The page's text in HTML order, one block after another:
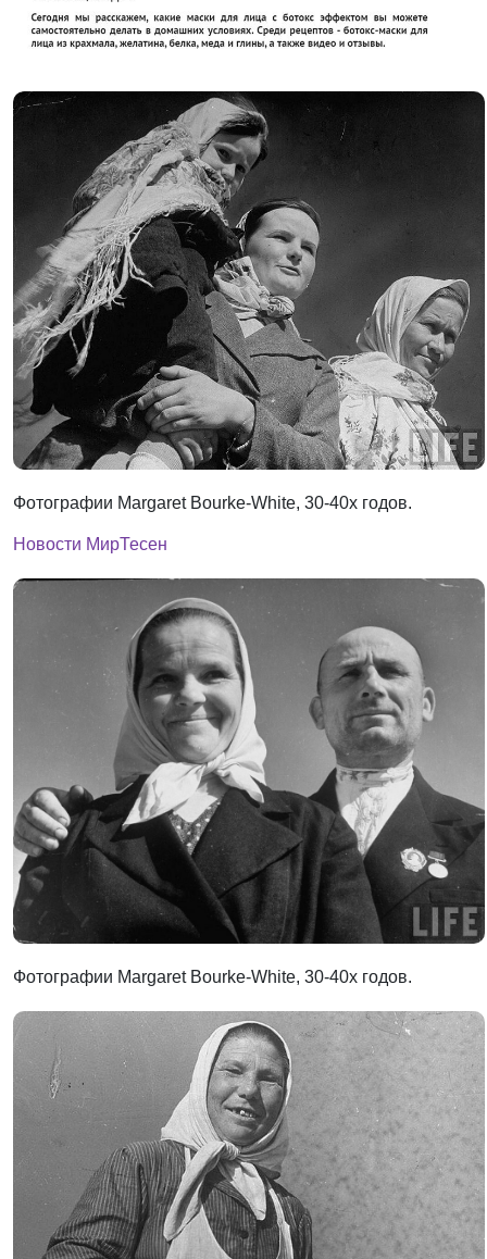
Фотографии Margaret Bourke-White, 30-40х годов.
Новости МирТесен
Фотографии Margaret Bourke-White, 30-40х годов.